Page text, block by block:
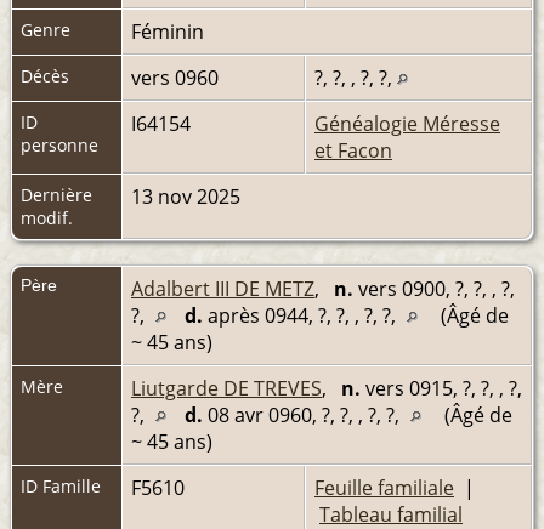
Genre Féminin
Décès vers 0960 ?, ?, , ?, ?,
ID
personne
I64154
Généalogie Méresse
et Facon
Dernière
modif.
13 nov 2025
Père Adalbert III DE METZ, n. vers 0900, ?, ?, , ?,
?,
d. après 0944, ?, ?, , ?, ?,
(Âgé de
~ 45 ans)
Mère Liutgarde DE TREVES, n. vers 0915, ?, ?, , ?,
?,
d. 08 avr 0960, ?, ?, , ?, ?,
(Âgé de
~ 45 ans)
ID Famille F5610 Feuille familiale |
Tableau familial